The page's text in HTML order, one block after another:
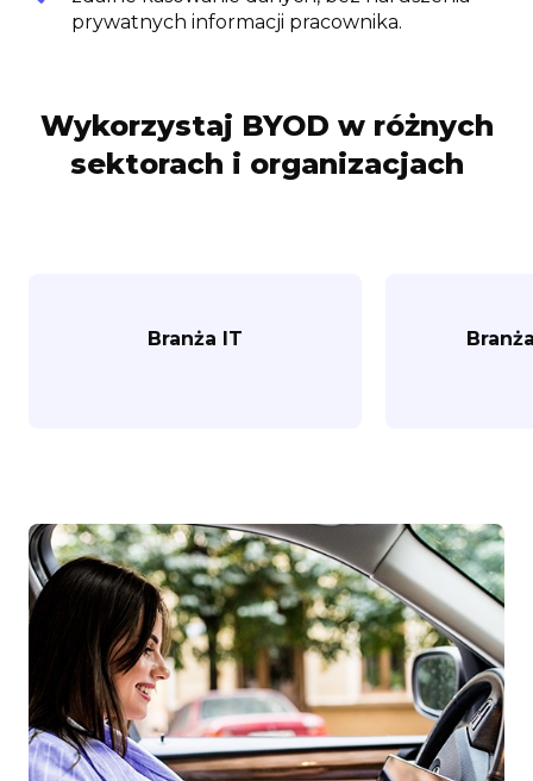
prywatnych informacji pracownika.
Wykorzystaj BYOD w różnych
sektorach i organizacjach
Branża IT